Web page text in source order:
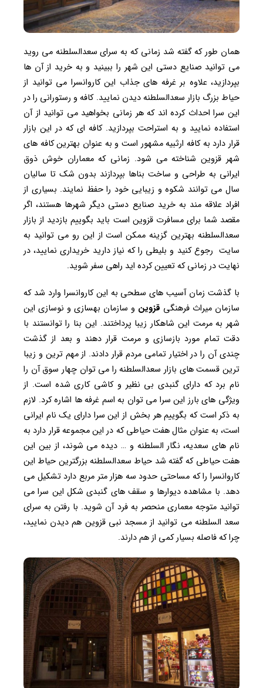
همان طور که گفته شد زمانی که به سرای سعدالسلطنه می روید
می توانید صنایع دستی این شهر را ببینید و به خرید از آن ها
بپردازید، علاوه بر غرفه های جذاب این کاروانسرا می توانید از
حیاط بزرگ بازار سعدالسلطنه دیدن نمایید. کافه و رستورانی را در
این سرا احداث کرده اند که هر زمانی بخواهید می توانید از آن
استفاده نمایید و به استراحت بپردازید. کافه ای که در این بازار
قرار دارد به کافه ارثبیه مشهور است و به عنوان بهترین کافه های
شهر قزوین شناخته می شود. زمانی که معماران خوش ذوق
ایرانی به طراحی و ساخت بناها بپردازند بدون شک تا سالیان
سال می توانند شکوه و زیبایی خود را حفظ نمایند. بسیاری از
افراد علاقه مند به خرید صنایع دستی دیگر شهرها هستند، اگر
مقصد شما برای مسافرت قزوین است باید بگوییم بازدید از بازار
سعدالسلطنه بهترین گزینه ممکن است از این رو می توانید به
سایت رجوع کنید و بلیطی را که نیاز دارید خریداری نمایید، در
نهایت در زمانی که تعیین کرده اید راهی سفر شوید.
با گذشت زمان آسیب های سطحی به این کاروانسرا وارد شد که
سازمان میراث فرهنگی قزوین و سازمان بهسازی و نوسازی این
شهر به مرمت این شاهکار زیبا پرداختند. این بنا را توانستند با
دقت تمام مورد بازسازی و مرمت قرار دهند و بعد از گذشت
چندی آن را در اختیار تمامی مردم قرار دادند. از مهم ترین و زیبا
ترین قسمت های بازار سعدالسلطنه را می توان چهار سوق آن را
نام برد که دارای گنبدی بی نظیر و کاشی کاری شده است. از
ویژگی های بارز این سرا می توان به اسم غرفه ها اشاره کرد. لازم
به ذکر است که بگوییم هر بخش از این سرا دارای یک نام ایرانی
است، به عنوان مثال هفت حیاطی که در این مجموعه قرار دارد به
نام های سعدیه، نگار السلطنه و … دیده می شوند، از بین این
هفت حیاطی که گفته شد حیاط سعدالسلطنه بزرگترین حیاط این
کاروانسرا را که مساحتی حدود سه هزار متر مربع دارد تشکیل می
دهد. با مشاهده دیوارها و سقف های گنبدی شکل این سرا می
توانید متوجه معماری منحصر به فرد آن شوید. با رفتن به سرای
سعد السلطنه می توانید از مسجد نبی قزوین هم دیدن نمایید،
چرا که فاصله بسیار کمی از هم دارند.